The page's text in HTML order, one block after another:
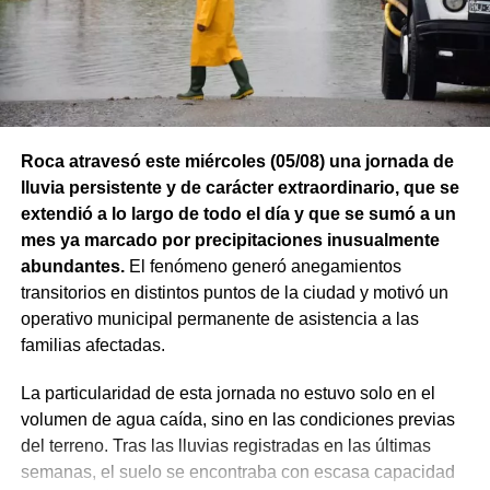
Avenida Viterbori y Lago Mascardi; Avenida Roca y
Gadano; y Gadano al 846, donde se retiró una rejilla
dañada y se colocó una valla preventiva para evitar
accidentes.
Roca atravesó este miércoles (05/08) una jornada de
lluvia persistente y de carácter extraordinario, que se
extendió a lo largo de todo el día y que se sumó a un
mes ya marcado por precipitaciones inusualmente
abundantes. El fenómeno generó anegamientos
transitorios en distintos puntos de la ciudad y motivó un
operativo municipal permanente de asistencia a las
familias afectadas.
La particularidad de esta jornada no estuvo solo en el
volumen de agua caída, sino en las condiciones previas
del terreno. Tras las lluvias registradas en las últimas
semanas, el suelo se encontraba con escasa capacidad